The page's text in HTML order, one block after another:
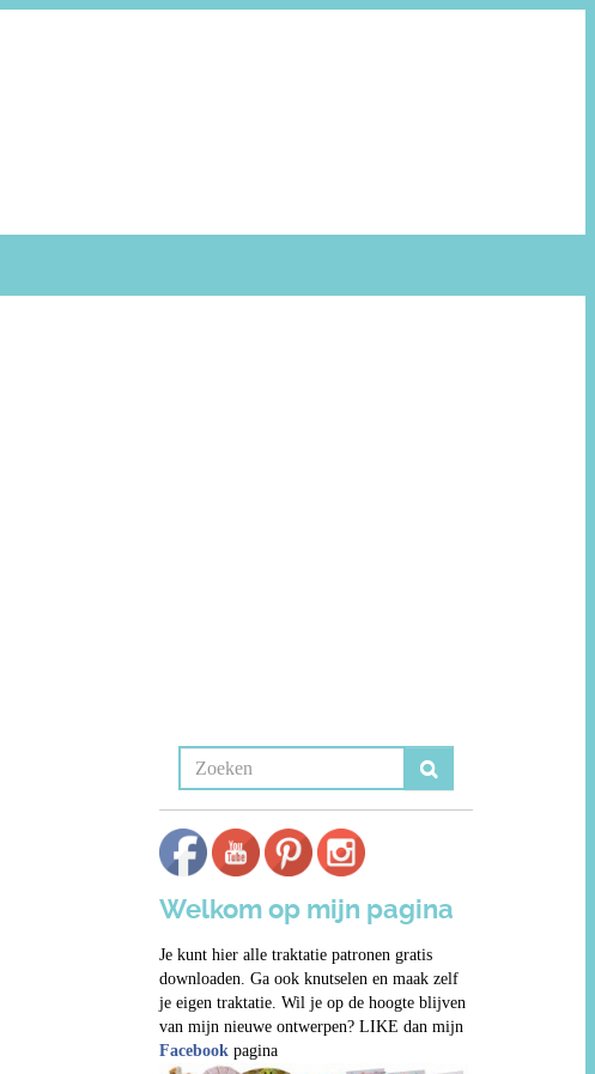
Welkom op mijn pagina
Je kunt hier alle traktatie patronen gratis
downloaden. Ga ook knutselen en maak zelf
je eigen traktatie. Wil je op de hoogte blijven
van mijn nieuwe ontwerpen? LIKE dan mijn
Facebookpagina